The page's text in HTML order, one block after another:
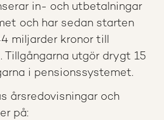
in- och utbetalningar
och har sedan starten
miljarder kronor till
Tillgångarna utgör drygt 15
i pensionssystemet.
årsredovisningar och
på: